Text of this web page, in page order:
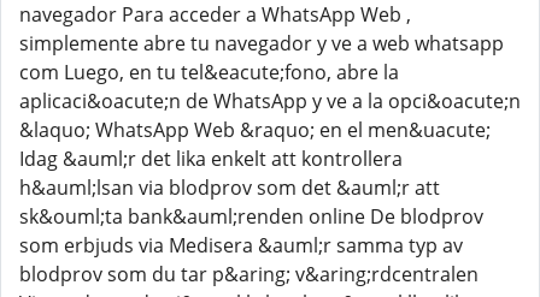
navegador Para acceder a WhatsApp Web ,
simplemente abre tu navegador y ve a web whatsapp
com Luego, en tu tel&eacute;fono, abre la
aplicaci&oacute;n de WhatsApp y ve a la opci&oacute;n
&laquo; WhatsApp Web &raquo; en el men&uacute;
Idag &auml;r det lika enkelt att kontrollera
h&auml;lsan via blodprov som det &auml;r att
sk&ouml;ta bank&auml;renden online De blodprov
som erbjuds via Medisera &auml;r samma typ av
blodprov som du tar p&aring; v&aring;rdcentralen